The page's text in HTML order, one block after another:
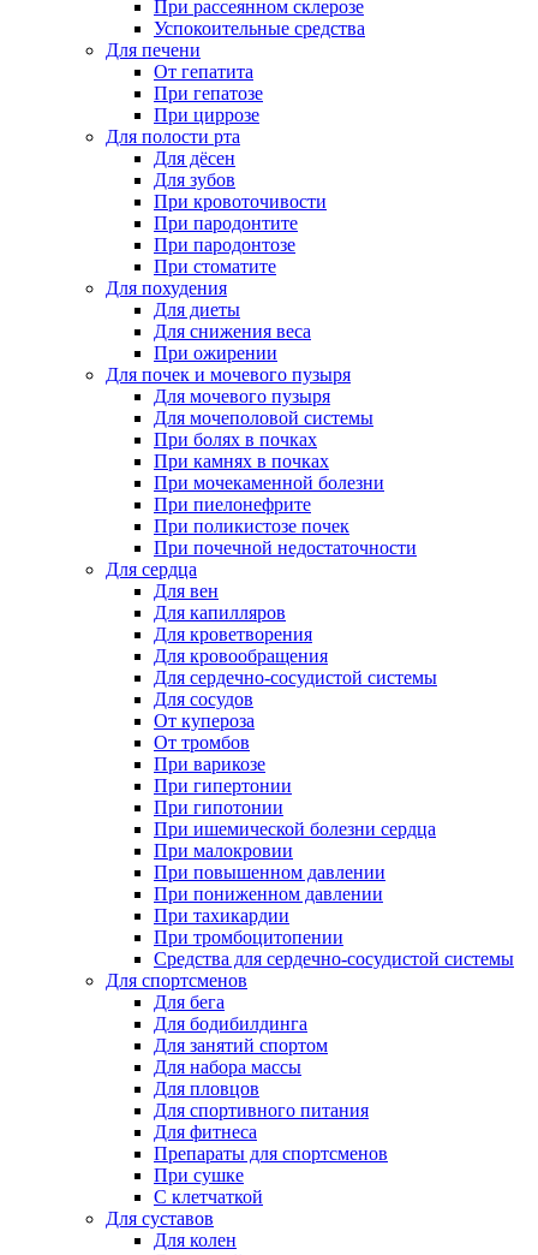
При рассеянном склерозе
Успокоительные средства
Для печени
От гепатита
При гепатозе
При циррозе
Для полости рта
Для дёсен
Для зубов
При кровоточивости
При пародонтите
При пародонтозе
При стоматите
Для похудения
Для диеты
Для снижения веса
При ожирении
Для почек и мочевого пузыря
Для мочевого пузыря
Для мочеполовой системы
При болях в почках
При камнях в почках
При мочекаменной болезни
При пиелонефрите
При поликистозе почек
При почечной недостаточности
Для сердца
Для вен
Для капилляров
Для кроветворения
Для кровообращения
Для сердечно-сосудистой системы
Для сосудов
От купероза
От тромбов
При варикозе
При гипертонии
При гипотонии
При ишемической болезни сердца
При малокровии
При повышенном давлении
При пониженном давлении
При тахикардии
При тромбоцитопении
Средства для сердечно-сосудистой системы
Для спортсменов
Для бега
Для бодибилдинга
Для занятий спортом
Для набора массы
Для пловцов
Для спортивного питания
Для фитнеса
Препараты для спортсменов
При сушке
С клетчаткой
Для суставов
Для колен